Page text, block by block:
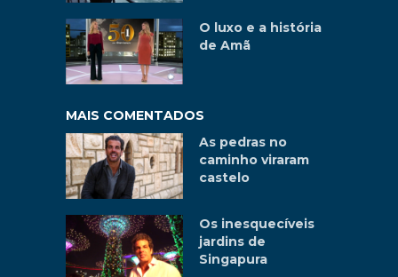
O luxo e a história
de Amã
MAIS COMENTADOS
As pedras no
caminho viraram
castelo
Os inesquecíveis
jardins de
Singapura